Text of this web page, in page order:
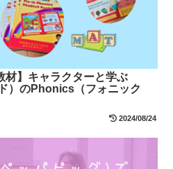
材】キャラクターと学ぶ
）のPhonics（フォニック
2024/08/24